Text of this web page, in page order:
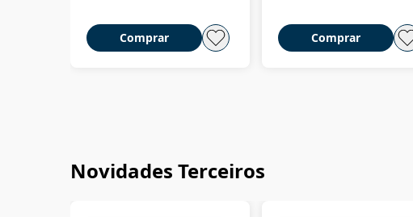
Comprar Comprar
Novidades Terceiros